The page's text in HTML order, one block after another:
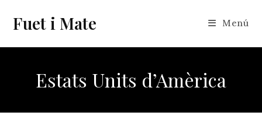
contingut
Fuet i Mate Menú
Estats Units d’Amèrica